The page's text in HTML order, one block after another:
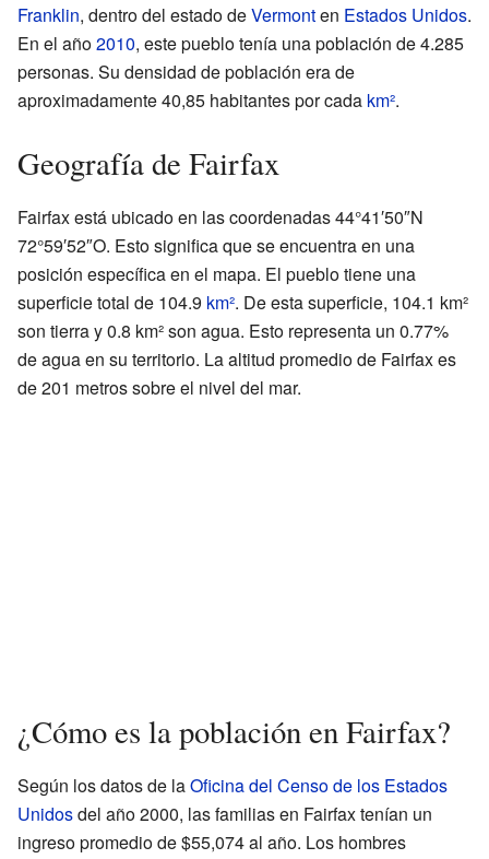
Franklin, dentro del estado deVermonten Estados Unidos.
En el año2010, este pueblo tenía una población de 4.285
personas. Su densidad de población era de
aproximadamente 40,85 habitantes por cada km².
Geografía de Fairfax
Fairfax está ubicado en las coordenadas 44°41′50″N
72°59′52″O. Esto significa que se encuentra en una
posición específica en el mapa. El pueblo tiene una
superficie total de 104.9 km². De esta superficie, 104.1 km²
son tierra y 0.8 km² son agua. Esto representa un 0.77%
de agua en su territorio. La altitud promedio de Fairfax es
de 201 metros sobre el nivel del mar.
¿Cómo es la población en Fairfax?
Según los datos de laOficina del Censo de los Estados
Unidosdel año 2000, las familias en Fairfax tenían un
ingreso promedio de $55,074 al año. Los hombres